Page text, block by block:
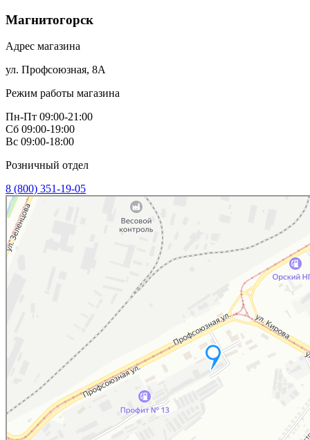
Магнитогорск
Адрес магазина
ул. Профсоюзная, 8А
Режим работы магазина
Пн-Пт 09:00-21:00
Сб 09:00-19:00
Вс 09:00-18:00
Розничный отдел
8 (800) 351-19-05